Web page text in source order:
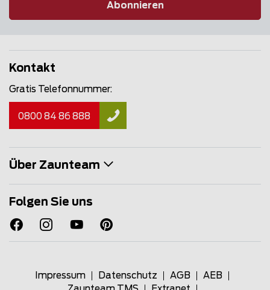
Abonnieren
Kontakt
Gratis Telefonnummer:
0800 84 86 888
Über Zaunteam
Folgen Sie uns
Impressum Datenschutz AGB
AEB